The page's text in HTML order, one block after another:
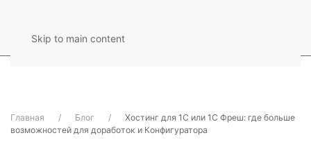
Skip to main content
Главная Блог
Хостинг для 1С или 1С Фреш: где больше
возможностей для доработок и Конфигуратора